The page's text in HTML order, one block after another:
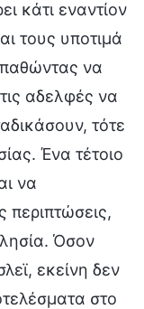
κάτι εναντίον
τους υποτιμά
να
αδελφές να
τότε
Ένα τέτοιο
να
περιπτώσεις,
Όσον
εκείνη δεν
στο